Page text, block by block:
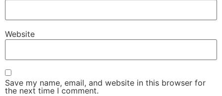
Website
Save my name, email, and website in this browser for
the next time I comment.